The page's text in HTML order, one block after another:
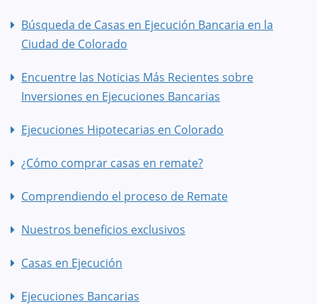
Búsqueda de Casas en Ejecución Bancaria en la
Ciudad de Colorado
Encuentre las Noticias Más Recientes sobre
Inversiones en Ejecuciones Bancarias
Ejecuciones Hipotecarias en Colorado
¿Cómo comprar casas en remate?
Comprendiendo el proceso de Remate
Nuestros beneficios exclusivos
Casas en Ejecución
Ejecuciones Bancarias